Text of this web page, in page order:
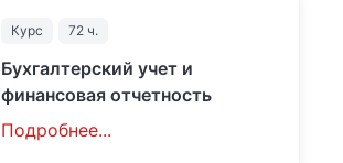
Курс 72 ч.
Бухгалтерский учет и
финансовая отчетность
Подробнее...